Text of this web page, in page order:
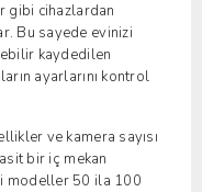
cihazlardan
Bu sayede evinizi
kaydedilen
ayarlarını kontrol
ve kamera sayısı
bir iç mekan
modeller 50 ila 100